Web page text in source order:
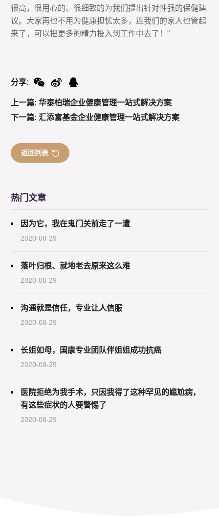
很高，很用心的、很细致的为我们提出针对性强的保健建
议。大家再也不用为健康担忧太多，连我们的家人也管起
来了， 可以把更多的精力投入到工作中去了！”
上一篇: 华泰柏瑞企业健康管理一站式解决方案
下一篇: 汇添富基金企业健康管理一站式解决方案
分享:
返回列表
热门文章
因为它，我在鬼门关前走了一遭
2020-08-29
落叶归根、就地老去原来这么难
2020-08-29
沟通就是信任，专业让人信服
2020-08-29
长姐如母，国康专业团队伴姐姐成功抗癌
2020-08-29
医院拒绝为我手术，只因我得了这种罕见的尴尬病，
有这些症状的人要警惕了
2020-08-29